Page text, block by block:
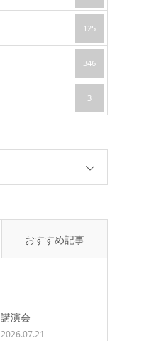
125
346
3
おすすめ記事
講演会
2026.07.21